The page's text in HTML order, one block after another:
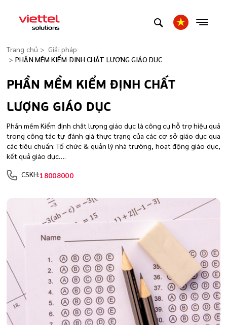
Trang chủ
Giải pháp
PHẦN MỀM KIỂM ĐỊNH CHẤT LƯỢNG GIÁO DỤC
PHẦN MỀM KIỂM ĐỊNH CHẤT
LƯỢNG GIÁO DỤC
Phần mềm Kiểm định chất lượng giáo dục là công cụ hỗ trợ hiệu quả
trong công tác tự đánh giá thực trạng của các cơ sở giáo dục qua
các tiêu chuẩn: Tổ chức & quản lý nhà trường, hoạt động giáo dục,
kết quả giáo dục….
CSKH:18008000